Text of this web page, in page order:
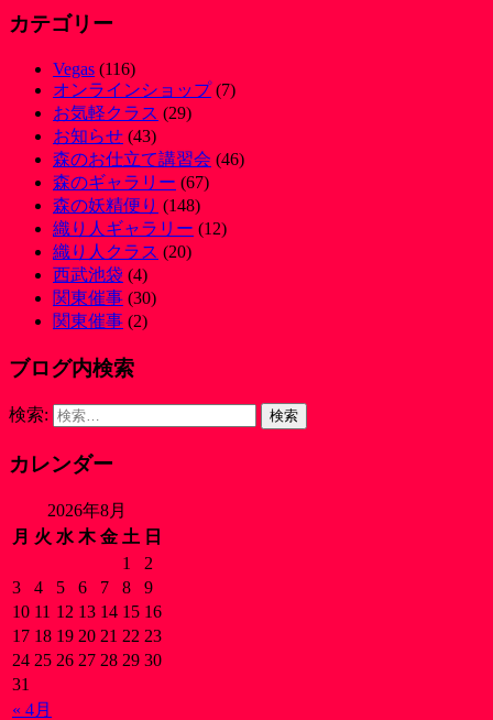
カテゴリー
Vegas (116)
オンラインショップ(7)
お気軽クラス (29)
お知らせ (43)
森のお仕立て講習会 (46)
森のギャラリー (67)
森の妖精便り (148)
織り人ギャラリー (12)
織り人クラス (20)
西武池袋 (4)
関東催事 (30)
関東催事 (2)
ブログ内検索
検索:
カレンダー
2026年8月
月 火 水 木 金 土 日
« 4月
1
2
3
4 5 6 7 8
9
10 11 12 13 14 15 16
17 18 19 20 21 22 23
24 25 26 27 28 29 30
31